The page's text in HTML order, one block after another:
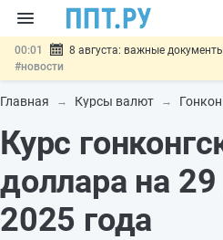
00:01
8 августа: важные
#новости
07.08 Подписан закон о блокировке
«Честный знак»#новости
07.08
Госпошлину за устранение
07.08
Важно
Разработают
отношений
#новости
Главная Курсы валют
Курс
доллара на
2025 года